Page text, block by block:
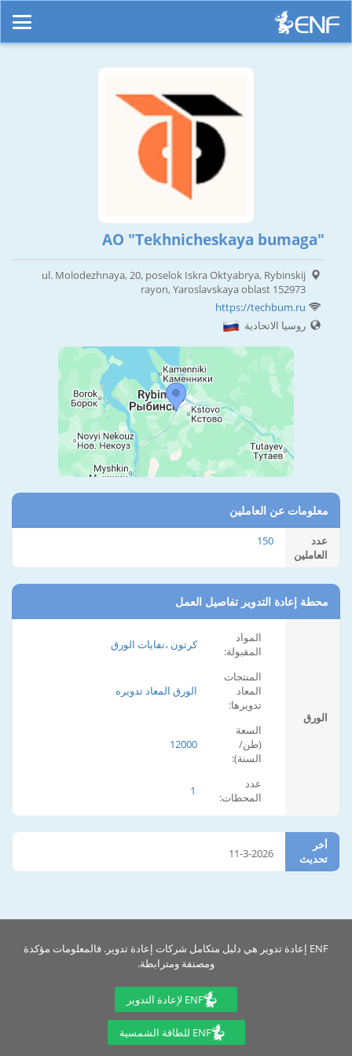
AO "Tekhnicheskaya bumaga"
ul. Molodezhnaya, 20, poselok Iskra Oktyabrya, Rybinskij
rayon, Yaroslavskaya oblast 152973
https://techbum.ru
روسيا الاتحادية
معلومات عن العاملين
عدد
العاملين
150
محطة إعادة التدوير تفاصيل العمل
الورق
المواد
المقبولة:
كرتون ،نفايات الورق
المنتجات
المعاد
تدويرها:
الورق المعاد تدويره
السعة
(طن/
السنة):
12000
عدد
المحطات:
1
أخر
تحديث
11-3-2026
ENF إعادة تدوير هي دليل متكامل شركات إعادة تدوير. فالمعلومات مؤكدة
ومصنفة ومترابطة.
ENF لإعادة التدوير
ENF للطاقة الشمسية